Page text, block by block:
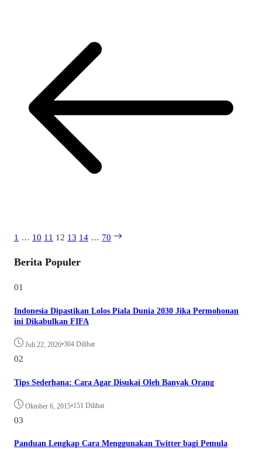
1 … 10 11 12 13 14 … 70
Berita Populer
01
Indonesia Dipastikan Lolos Piala Dunia 2030 Jika Permohonan
ini Dikabulkan FIFA
Juli 22, 2026•304 Dilihat
02
Tips Sederhana: Cara Agar Disukai Oleh Banyak Orang
Oktober 6, 2015•151 Dilihat
03
Panduan Lengkap Cara Menggunakan Twitter bagi Pemula